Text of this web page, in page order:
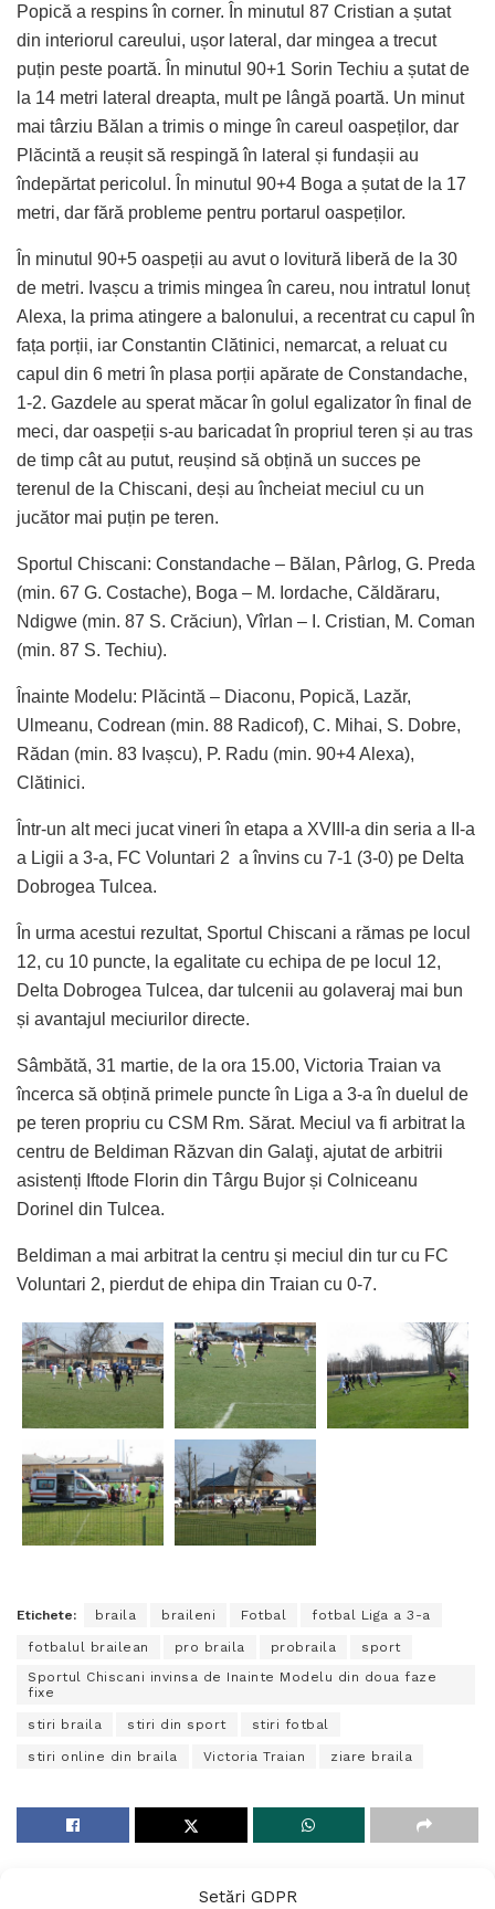
Setări GDPR
Popică a respins în corner. În minutul 87 Cristian a șutat
din interiorul careului, ușor lateral, dar mingea a trecut
puțin peste poartă. În minutul 90+1 Sorin Techiu a șutat de
la 14 metri lateral dreapta, mult pe lângă poartă. Un minut
mai târziu Bălan a trimis o minge în careul oaspeților, dar
Plăcintă a reușit să respingă în lateral și fundașii au
îndepărtat pericolul. În minutul 90+4 Boga a șutat de la 17
metri, dar fără probleme pentru portarul oaspeților.
În minutul 90+5 oaspeții au avut o lovitură liberă de la 30
de metri. Ivașcu a trimis mingea în careu, nou intratul Ionuț
Alexa, la prima atingere a balonului, a recentrat cu capul în
fața porții, iar Constantin Clătinici, nemarcat, a reluat cu
capul din 6 metri în plasa porții apărate de Constandache,
1-2. Gazdele au sperat măcar în golul egalizator în final de
meci, dar oaspeții s-au baricadat în propriul teren și au tras
de timp cât au putut, reușind să obțină un succes pe
terenul de la Chiscani, deși au încheiat meciul cu un
jucător mai puțin pe teren.
Sportul Chiscani: Constandache – Bălan, Pârlog, G. Preda
(min. 67 G. Costache), Boga – M. Iordache, Căldăraru,
Ndigwe (min. 87 S. Crăciun), Vîrlan – I. Cristian, M. Coman
(min. 87 S. Techiu).
Înainte Modelu: Plăcintă – Diaconu, Popică, Lazăr,
Ulmeanu, Codrean (min. 88 Radicof), C. Mihai, S. Dobre,
Rădan (min. 83 Ivașcu), P. Radu (min. 90+4 Alexa),
Clătinici.
Într-un alt meci jucat vineri în etapa a XVIII-a din seria a II-a
a Ligii a 3-a, FC Voluntari 2 a învins cu 7-1 (3-0) pe Delta
Dobrogea Tulcea.
În urma acestui rezultat, Sportul Chiscani a rămas pe locul
12, cu 10 puncte, la egalitate cu echipa de pe locul 12,
Delta Dobrogea Tulcea, dar tulcenii au golaveraj mai bun
și avantajul meciurilor directe.
Sâmbătă, 31 martie, de la ora 15.00, Victoria Traian va
încerca să obțină primele puncte în Liga a 3-a în duelul de
pe teren propriu cu CSM Rm. Sărat. Meciul va fi arbitrat la
centru de Beldiman Răzvan din Galaţi, ajutat de arbitrii
asistenți Iftode Florin din Târgu Bujor și Colniceanu
Dorinel din Tulcea.
Beldiman a mai arbitrat la centru și meciul din tur cu FC
Voluntari 2, pierdut de ehipa din Traian cu 0-7.
Etichete: braila braileni Fotbal fotbal Liga a 3-a
fotbalul brailean pro braila probraila
sport
Sportul Chiscani invinsa de Inainte Modelu din doua faze
fixe
stiri braila stiri din sport stiri fotbal
stiri online din braila Victoria Traian ziare braila